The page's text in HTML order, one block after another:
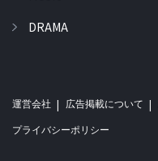
DRAMA
運営会社 広告掲載について
プライバシーポリシー